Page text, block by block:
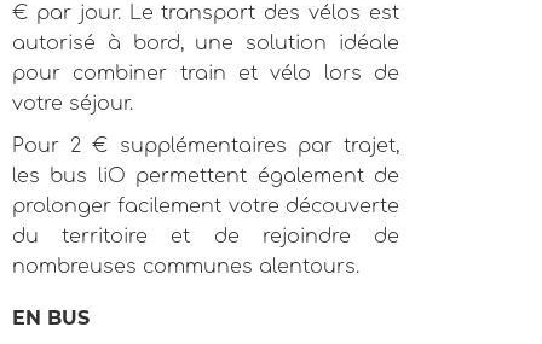
€ par jour. Le transport des vélos est
autorisé à bord, une solution idéale
pour combiner train et vélo lors de
votre séjour.
Pour 2 € supplémentaires par trajet,
les bus liO permettent également de
prolonger facilement votre découverte
du territoire et de rejoindre de
nombreuses communes alentours.
EN BUS